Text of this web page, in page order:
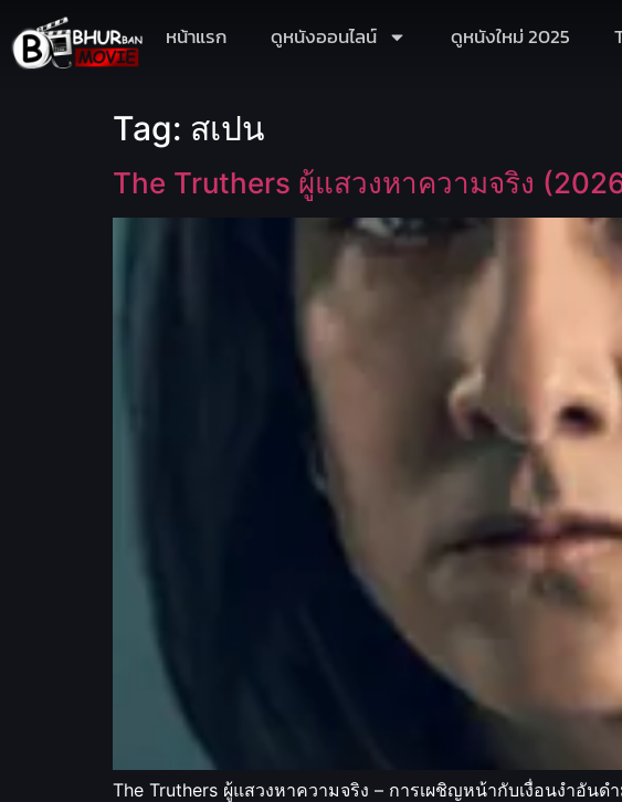
หน้าแรก ดูหนังออนไลน์ ดูหนังใหม่ 2025
Tag: สเปน
The Truthers ผู้แสวงหาความจริง
The Truthers ผู้แสวงหาความจริง – การเผชิญหน้ากับเงื่อนงำอัน